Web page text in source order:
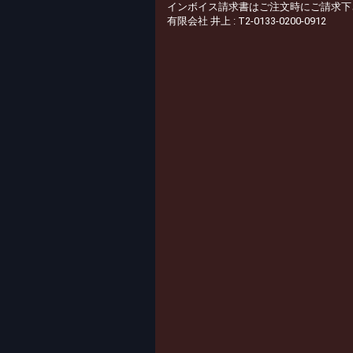
インボイス請求書はご注文時にご請求
有限会社 井上 : T2-0133-0200-0912